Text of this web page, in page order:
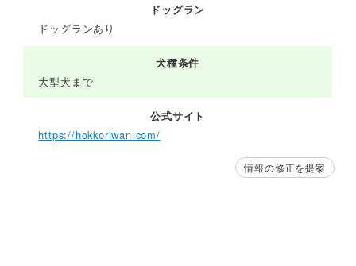
ドッグラン
ドッグランあり
犬種条件
大型犬まで
公式サイト
https://hokkoriwan.com/
情報の修正を提案